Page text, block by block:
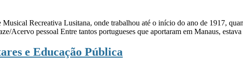
Recreativa Lusitana, onde trabalhou até o início do ano de 1917,
Acervo pessoal Entre tantos portugueses que aportaram em Manaus,
e Educação Pública